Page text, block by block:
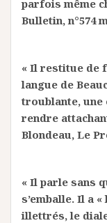
parfois même
Bulletin, n°574
« Il restitue de
langue de
troublante, une
rendre
Blondeau, Le
« Il parle sans
s’emballe. Il a
illettrés, le